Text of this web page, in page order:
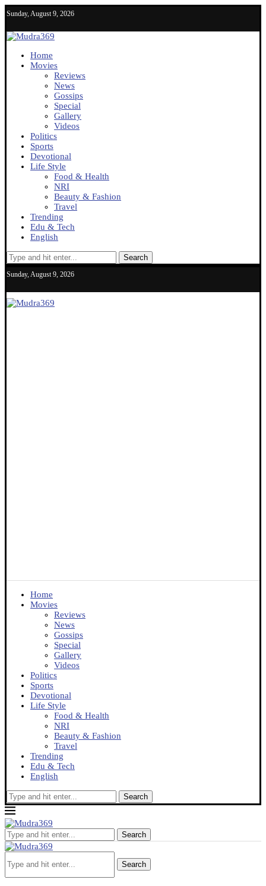
Sunday, August 9, 2026
Home
Movies
Reviews
News
Gossips
Special
Gallery
Videos
Politics
Sports
Devotional
Life Style
Food & Health
NRI
Beauty & Fashion
Travel
Trending
Edu & Tech
English
Search
Sunday, August 9, 2026
Home
Movies
Reviews
News
Gossips
Special
Gallery
Videos
Politics
Sports
Devotional
Life Style
Food & Health
NRI
Beauty & Fashion
Travel
Trending
Edu & Tech
English
Search
Search
Search